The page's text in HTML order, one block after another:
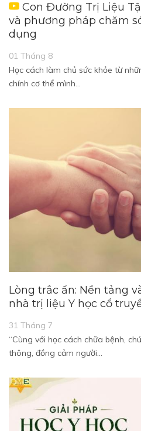
Con Đường Trị Liệu
và phương pháp chăm
dụng
01 Tháng 8
Học cách làm chủ sức khỏe từ
chính cơ thể mình…
Lòng trắc ẩn: Nền tảng
nhà trị liệu Y học cổ
31 Tháng 7
“Cùng với học cách chữa bệnh,
thông, đồng cảm người…